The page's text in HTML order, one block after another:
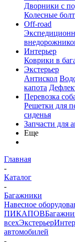
Дворники с
Колесные
Off-road
Интерьер
Коврики в
Экстерьер
Антискол
капота
Перевозка
Решетки для
сиденья
Запчасти для
Еще
Главная
-
Каталог
-
Багажники
Навесное
ПИКАПОВ
всехЭкстерьер
автомобилей